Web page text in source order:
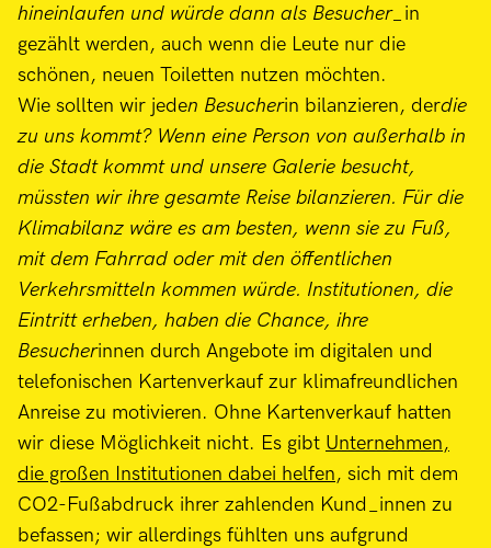
hineinlaufen und würde dann als Besucher_ in
gezählt werden, auch wenn die Leute nur die
schönen, neuen Toiletten nutzen möchten.
Wie sollten wir jeden Besucherin bilanzieren, derdie
zu uns kommt? Wenn eine Person von außerhalb in
die Stadt kommt und unsere Galerie besucht,
müssten wir ihre gesamte Reise bilanzieren. Für die
Klimabilanz wäre es am besten, wenn sie zu Fuß,
mit dem Fahrrad oder mit den öffentlichen
Verkehrsmitteln kommen würde. Institutionen, die
Eintritt erheben, haben die Chance, ihre
Besucherinnen durch Angebote im digitalen und
telefonischen Kartenverkauf zur klimafreundlichen
Anreise zu motivieren. Ohne Kartenverkauf hatten
wir diese Möglichkeit nicht. Es gibt Unternehmen,
die großen Institutionen dabei helfen, sich mit dem
CO2-Fußabdruck ihrer zahlenden Kund_innen zu
befassen; wir allerdings fühlten uns aufgrund